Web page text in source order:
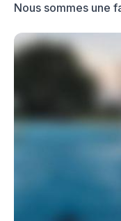
Nous sommes une